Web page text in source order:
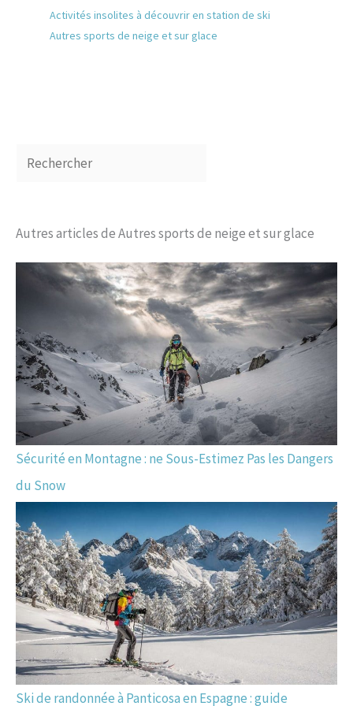
Activités insolites à découvrir en station de ski
Autres sports de neige et sur glace
Autres articles de Autres sports de neige et sur glace
Sécurité en Montagne : ne Sous-Estimez Pas les Dangers
du Snow
Ski de randonnée à Panticosa en Espagne : guide